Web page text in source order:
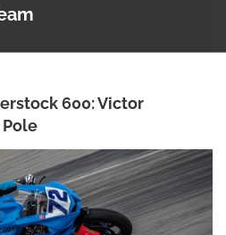
600: Victor